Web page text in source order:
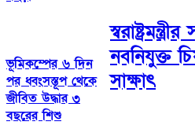
ভূমিকম্পের ৬ দিন
পর ধ্বংসস্তূপ থেকে
জীবিত উদ্ধার ৩
বছরের শিশু
নবনিযুক্ত
সাক্ষাৎ